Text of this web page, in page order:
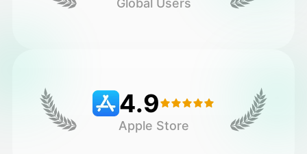
4.9
Apple Store